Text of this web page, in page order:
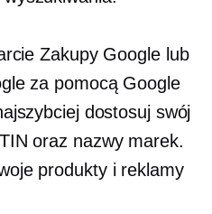
Zakupy Google lub
za pomocą Google
dostosuj swój
oraz nazwy marek.
produkty i reklamy